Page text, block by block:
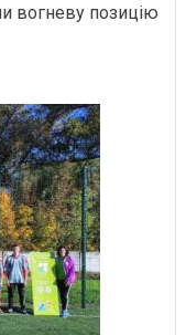
вогневу позицію